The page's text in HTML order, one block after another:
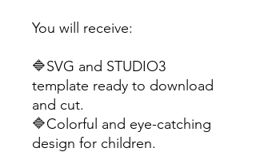
You will receive:
🔷SVG and STUDIO3
template ready to download
and cut.
🔷Colorful and eye-catching
design for children.